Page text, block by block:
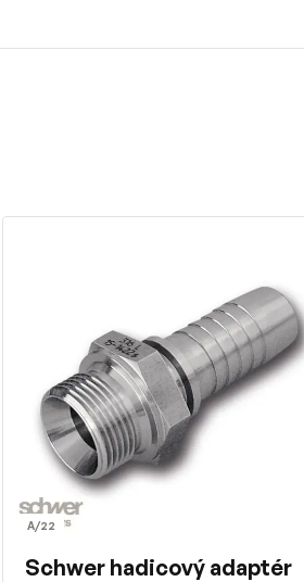
A/22
Schwer hadicový adaptér